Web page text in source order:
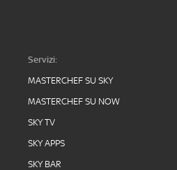
Servizi:
MASTERCHEF SU SKY
MASTERCHEF SU NOW
SKY TV
SKY APPS
SKY BAR